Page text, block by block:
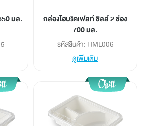
มล.
กล่องไฮบริดเฟสท์ ชิลล์ 2 ช่อง
700 มล.
รหัสสินค้า: HML006
ดูเพิ่มเติม